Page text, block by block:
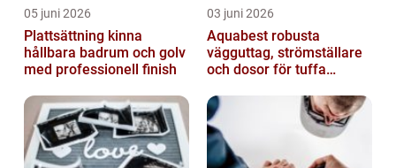
05 juni 2026
Plattsättning kinna
hållbara badrum och golv
med professionell finish
03 juni 2026
Aquabest robusta
vägguttag, strömställare
och dosor för tuffa